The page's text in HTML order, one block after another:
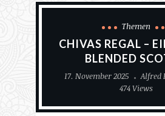
Themen
CHIVAS REGAL –
BLENDED
17. November 2025
Alfred
474 Views